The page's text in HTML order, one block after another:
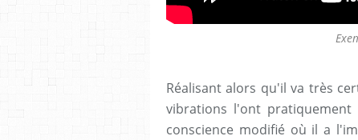
Réalisant alors qu'il va très
vibrations l'ont
conscience modifié où il a